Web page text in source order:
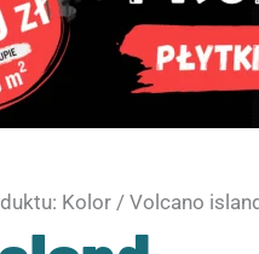
Kolor / Volcano island